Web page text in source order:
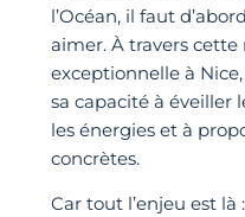
l’Océan, il faut
aimer. À travers
exceptionnelle à
sa capacité à éveiller
les énergies et à
concrètes.
Car tout l’enjeu est là